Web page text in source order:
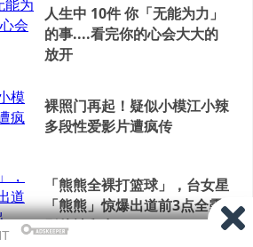
人生中 10件 你「无能为力」
的事....看完你的心会大大的
放开
裸照门再起！疑似小模江小辣
多段性爱影片遭疯传
「熊熊全裸打篮球」，台女星
「熊熊」惊爆出道前3点全露
影片被翻出